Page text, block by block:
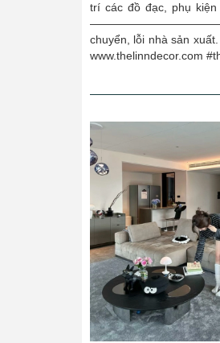
trí các đồ đạc, phụ
chuyển, lỗi nhà sản
www.thelinndecor.com